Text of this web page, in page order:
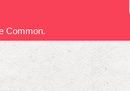
Common.